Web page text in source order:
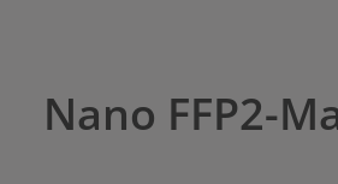
Nano FFP2-